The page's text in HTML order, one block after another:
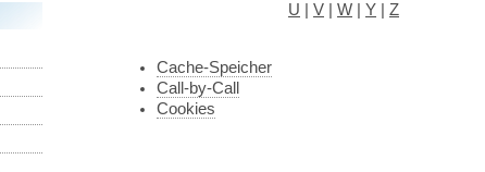
U
V W Y Z
Cache-Speicher
Call-by-Call
Cookies